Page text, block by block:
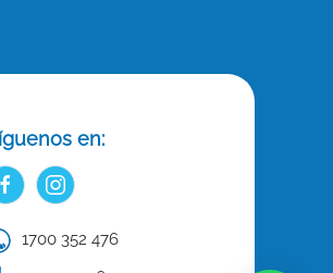
en:
1700 352 476